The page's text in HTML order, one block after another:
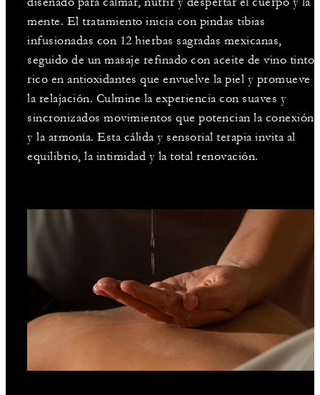
mente. El tratamiento inicia con pindas tibias
infusionadas con 12 hierbas sagradas mexicanas,
seguido de un masaje refinado con aceite de vino tinto
rico en antioxidantes que envuelve la piel y promueve
la relajación. Culmine la experiencia con suaves y
sincronizados movimientos que potencian la conexión
y la armonía. Esta cálida y sensorial terapia invita al
equilibrio, la intimidad y la total renovación.